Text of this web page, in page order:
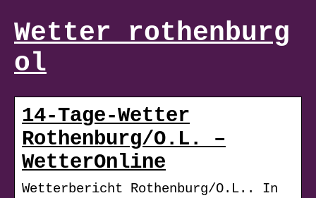
Wetter rothenburg
ol
14-Tage-Wetter
Rothenburg/O.L. –
WetterOnline
Wetterbericht Rothenburg/O.L.. In